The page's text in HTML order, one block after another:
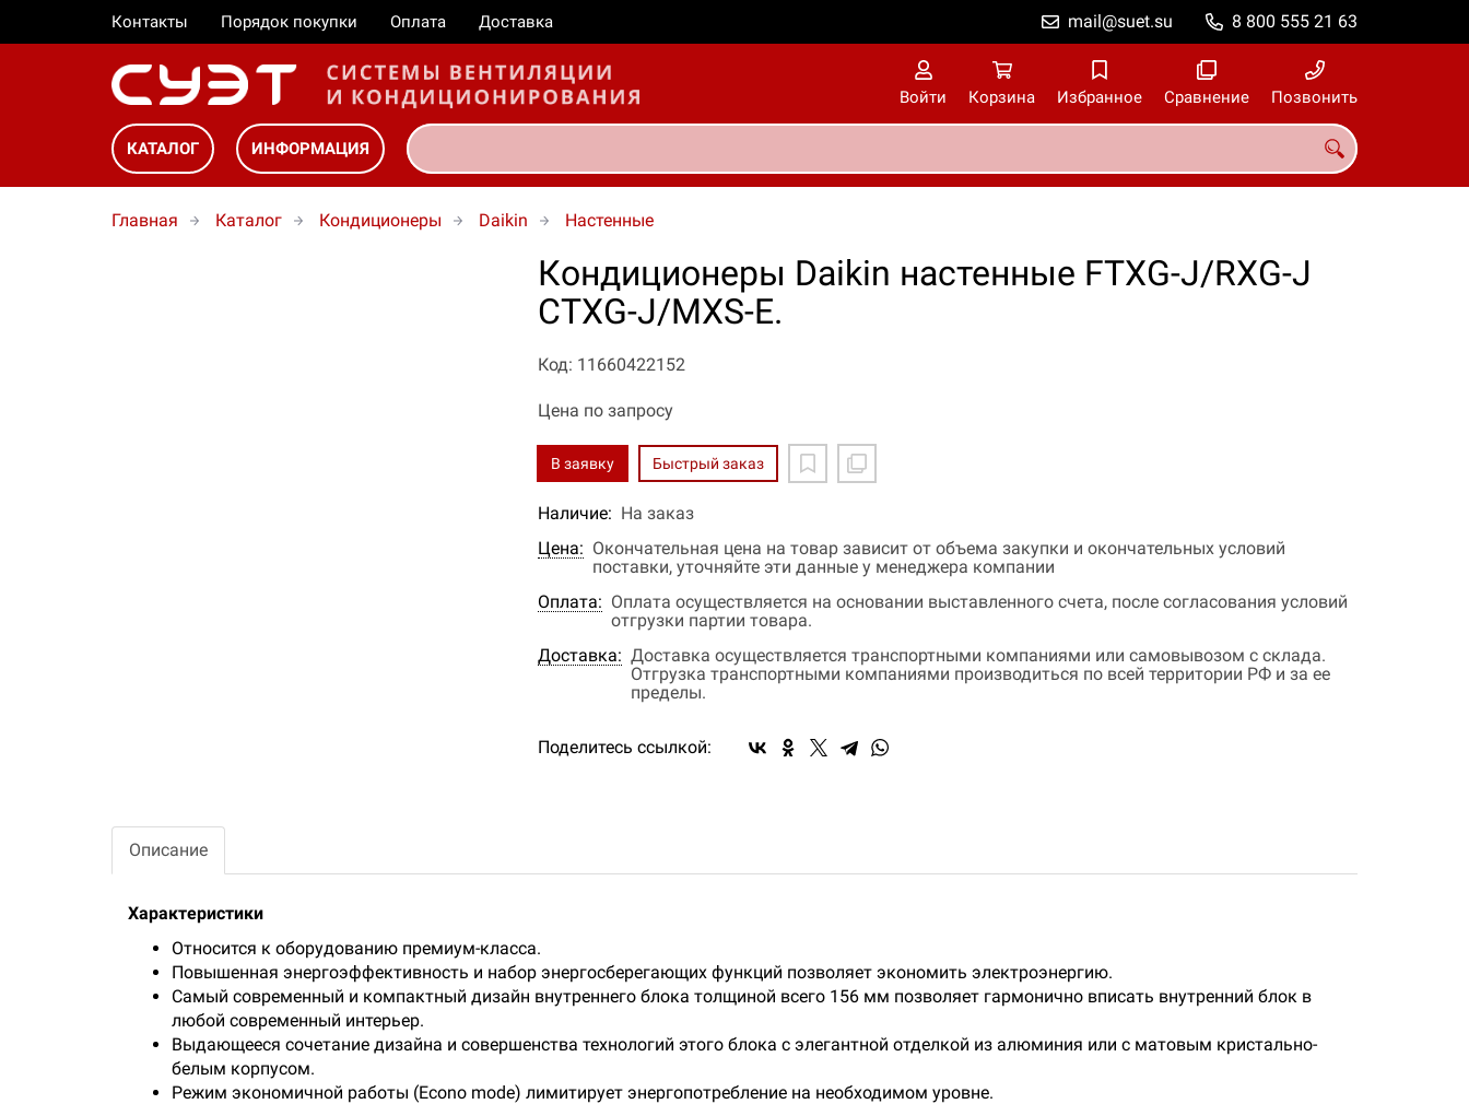
Контакты Порядок покупки Оплата Доставка 8 800 555 21 63
mail@suet.su
Войти Корзина Избранное Сравнение Позвонить
КАТАЛОГ ИНФОРМАЦИЯ
Главная Каталог Кондиционеры Daikin Настенные
Кондиционеры Daikin настенные FTXG-J/RXG-J
CTXG-J/MXS-E.
Код: 11660422152
Цена по запросу
В заявку Быстрый заказ
Наличие: На заказ
Цена: Окончательная цена на товар зависит от объема закупки и окончательных условий
поставки, уточняйте эти данные у менеджера компании
Оплата: Оплата осуществляется на основании выставленного счета, после согласования условий
отгрузки партии товара.
Доставка: Доставка осуществляется транспортными компаниями или самовывозом с склада.
Отгрузка транспортными компаниями производиться по всей территории РФ и за ее
пределы.
Поделитесь ссылкой:
Описание
Характеристики
Относится к оборудованию премиум-класса.
Повышенная энергоэффективность и набор энергосберегающих функций позволяет экономить электроэнергию.
Самый современный и компактный дизайн внутреннего блока толщиной всего 156 мм позволяет гармонично вписать внутренний блок в
любой современный интерьер.
Выдающееся сочетание дизайна и совершенства технологий этого блока с элегантной отделкой из алюминия или с матовым кристально-
белым корпусом.
Режим экономичной работы (Econo mode) лимитирует энергопотребление на необходимом уровне.